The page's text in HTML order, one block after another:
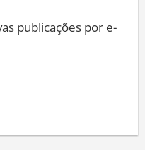
publicações por e-